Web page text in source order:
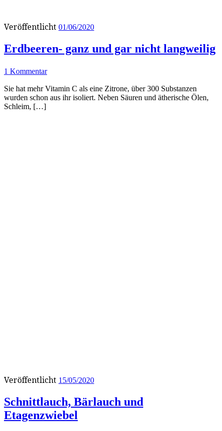
Veröffentlicht 01/06/2020
Erdbeeren- ganz und gar nicht langweilig
1 Kommentar
Sie hat mehr Vitamin C als eine Zitrone, über 300 Substanzen
wurden schon aus ihr isoliert. Neben Säuren und ätherische Ölen,
Schleim, […]
Veröffentlicht 15/05/2020
Schnittlauch, Bärlauch und
Etagenzwiebel